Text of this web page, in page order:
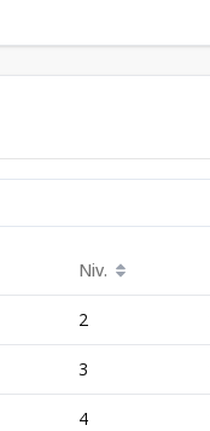
Niv.
2
3
4